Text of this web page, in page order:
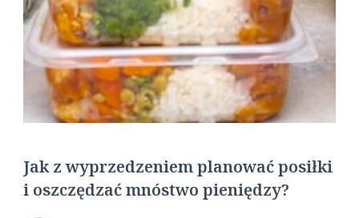
Jak z wyprzedzeniem planować posiłki
i oszczędzać mnóstwo pieniędzy?